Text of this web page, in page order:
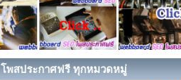
โพสประกาศฟรี ทุกหมวดหมู่